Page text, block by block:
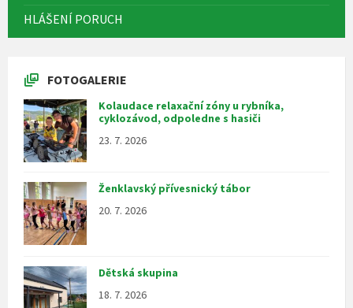
HLÁŠENÍ PORUCH
FOTOGALERIE
Kolaudace relaxační zóny u rybníka,
cyklozávod, odpoledne s hasiči
23. 7. 2026
Ženklavský přívesnický tábor
20. 7. 2026
Dětská skupina
18. 7. 2026